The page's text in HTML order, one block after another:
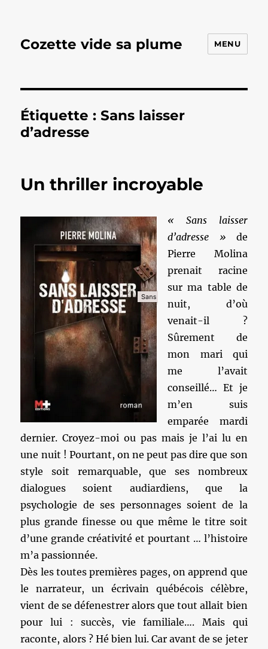
Cozette vide sa plume MENU
Étiquette :Sans laisser
d’adresse
Un thriller incroyable
« Sans laisser
d’adresse » de
Pierre Molina
prenait racine
sur ma table de
nuit, d’où
venait-il ?
Sûrement de
mon mari qui
me l’avait
conseillé… Et je
m’en suis
emparée mardi
dernier. Croyez-moi ou pas mais je l’ai lu en
une nuit ! Pourtant, on ne peut pas dire que son
style soit remarquable, que ses nombreux
dialogues soient audiardiens, que la
psychologie de ses personnages soient de la
plus grande finesse ou que même le titre soit
d’une grande créativité et pourtant … l’histoire
m’a passionnée.
Dès les toutes premières pages, on apprend que
le narrateur, un écrivain québécois célèbre,
vient de se défenestrer alors que tout allait bien
pour lui : succès, vie familiale…. Mais qui
raconte, alors ? Hé bien lui. Car avant de se jeter